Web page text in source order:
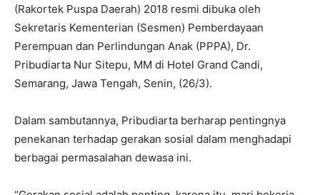
(Rakortek Puspa Daerah) 2018 resmi dibuka oleh
Sekretaris Kementerian (Sesmen) Pemberdayaan
Perempuan dan Perlindungan Anak (PPPA), Dr.
Pribudiarta Nur Sitepu, MM di Hotel Grand Candi,
Semarang, Jawa Tengah, Senin, (26/3).
Dalam sambutannya, Pribudiarta berharap pentingnya
penekanan terhadap gerakan sosial dalam menghadapi
berbagai permasalahan dewasa ini.